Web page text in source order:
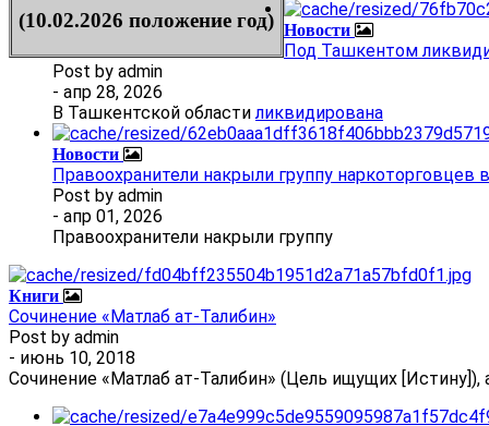
(10.02.2026 положение год) Новости
Под Ташкентом
Post by admin
- апр 28, 2026
В Ташкентской области ликвидирована
Новости
Правоохранители накрыли группу
Post by admin
- апр 01, 2026
Правоохранители накрыли группу
Книги
Сочинение «Матлаб ат-Талибин»
Post by admin
- июнь 10, 2018
Сочинение «Матлаб ат-Талибин» (Цель ищущих